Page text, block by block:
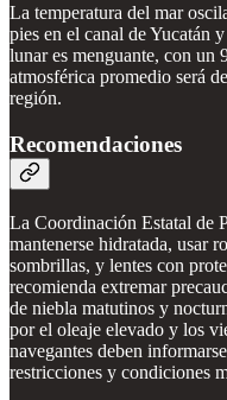
La temperatura del mar
pies en el canal de Yucatán
lunar es menguante, con
atmosférica promedio será
región.
Recomendaciones
La Coordinación Estatal de
mantenerse hidratada, usar
sombrillas, y lentes con
recomienda extremar
de niebla matutinos y
por el oleaje elevado y los
navegantes deben
restricciones y condiciones